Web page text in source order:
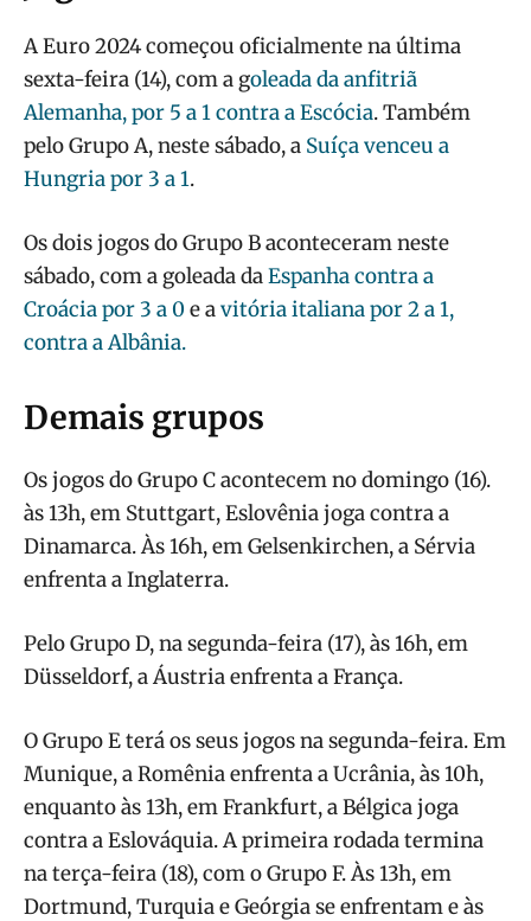
A Euro 2024 começou oficialmente na última
sexta-feira (14), com a goleada da anfitriã
Alemanha, por 5 a 1 contra a Escócia. Também
pelo Grupo A, neste sábado, a Suíça venceu a
Hungria por 3 a 1.
Os dois jogos do Grupo B aconteceram neste
sábado, com a goleada daEspanha contra a
Croácia por 3 a 0 e avitória italiana por 2 a 1,
contra a Albânia.
Demais grupos
Os jogos do Grupo C acontecem no domingo (16).
às 13h, em Stuttgart, Eslovênia joga contra a
Dinamarca. Às 16h, em Gelsenkirchen, a Sérvia
enfrenta a Inglaterra.
Pelo Grupo D, na segunda-feira (17), às 16h, em
Düsseldorf, a Áustria enfrenta a França.
O Grupo E terá os seus jogos na segunda-feira. Em
Munique, a Romênia enfrenta a Ucrânia, às 10h,
enquanto às 13h, em Frankfurt, a Bélgica joga
contra a Eslováquia. A primeira rodada termina
na terça-feira (18), com o Grupo F. Às 13h, em
Dortmund, Turquia e Geórgia se enfrentam e às